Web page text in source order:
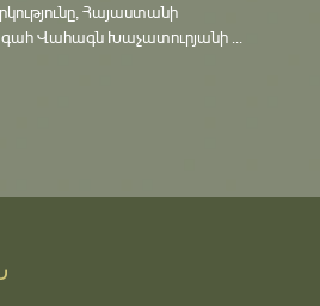
Հայաստանի
Վահագն Խաչատուրյանի ...